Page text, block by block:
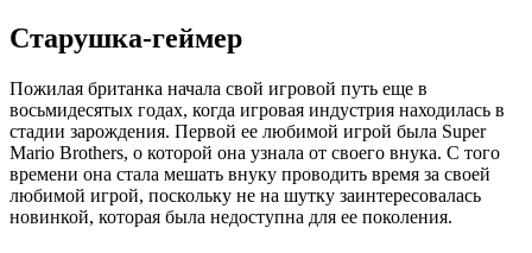
Старушка-геймер
Пожилая британка начала свой игровой путь еще в
восьмидесятых годах, когда игровая индустрия находилась в
стадии зарождения. Первой ее любимой игрой была Super
Mario Brothers, о которой она узнала от своего внука. С того
времени она стала мешать внуку проводить время за своей
любимой игрой, поскольку не на шутку заинтересовалась
новинкой, которая была недоступна для ее поколения.